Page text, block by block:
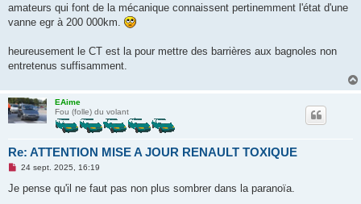
amateurs qui font de la mécanique connaissent pertinemment l'état d'une
vanne egr à 200 000km.
heureusement le CT est la pour mettre des barrières aux bagnoles non
entretenus suffisamment.
EAime
Fou (folle) du volant
Re: ATTENTION MISE A JOUR RENAULT TOXIQUE
M
s
24 sept. 2025, 16:19
Je pense qu'il ne faut pas non plus sombrer dans la paranoïa.